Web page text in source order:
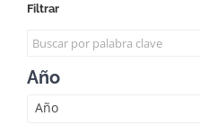
Filtrar
Año
Año